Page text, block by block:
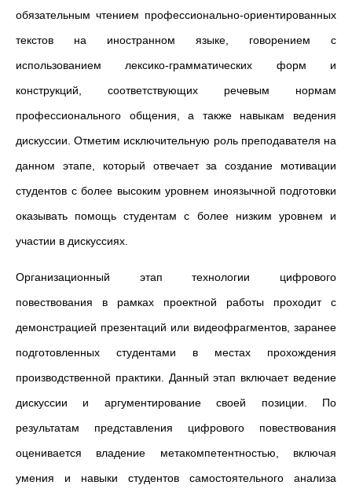
обязательным чтением профессионально-ориентированных
текстов на иностранном языке, говорением с
использованием лексико-грамматических форм и
конструкций, соответствующих речевым нормам
профессионального общения, а также навыкам ведения
дискуссии. Отметим исключительную роль преподавателя на
данном этапе, который отвечает за создание мотивации
студентов с более высоким уровнем иноязычной подготовки
оказывать помощь студентам с более низким уровнем и
участии в дискуссиях.
Организационный этап технологии цифрового
повествования в рамках проектной работы проходит с
демонстрацией презентаций или видеофрагментов, заранее
подготовленных студентами в местах прохождения
производственной практики. Данный этап включает ведение
дискуссии и аргументирование своей позиции. По
результатам представления цифрового повествования
оценивается владение метакомпетентностью, включая
умения и навыки студентов самостоятельного анализа